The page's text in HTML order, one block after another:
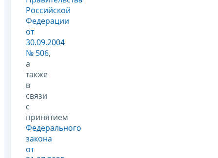
Российской
Федерации
от
30.09.2004
№ 506,
а
также
в
связи
с
принятием
Федерального
закона
от